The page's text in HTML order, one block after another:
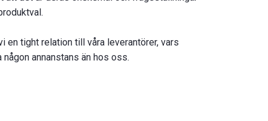
en tight relation till våra leverantörer, vars
annanstans än hos oss.